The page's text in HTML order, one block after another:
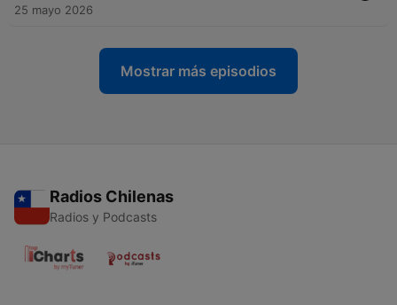
25 mayo 2026
Mostrar más episodios
Radios Chilenas
Radios y Podcasts